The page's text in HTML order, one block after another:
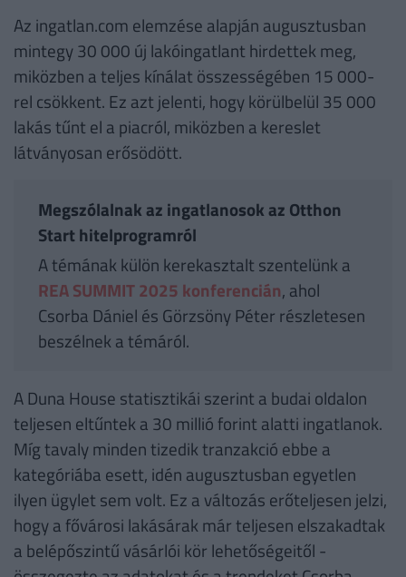
Az ingatlan.com elemzése alapján augusztusban
mintegy 30 000 új lakóingatlant hirdettek meg,
miközben a teljes kínálat összességében 15 000-
rel csökkent. Ez azt jelenti, hogy körülbelül 35 000
lakás tűnt el a piacról, miközben a kereslet
látványosan erősödött.
Megszólalnak az ingatlanosok az Otthon
Start hitelprogramról
A témának külön kerekasztalt szentelünk a
REA SUMMIT 2025 konferencián, ahol
Csorba Dániel és Görzsöny Péter részletesen
beszélnek a témáról.
A Duna House statisztikái szerint a budai oldalon
teljesen eltűntek a 30 millió forint alatti ingatlanok.
Míg tavaly minden tizedik tranzakció ebbe a
kategóriába esett, idén augusztusban egyetlen
ilyen ügylet sem volt. Ez a változás erőteljesen jelzi,
hogy a fővárosi lakásárak már teljesen elszakadtak
a belépőszintű vásárlói kör lehetőségeitől -